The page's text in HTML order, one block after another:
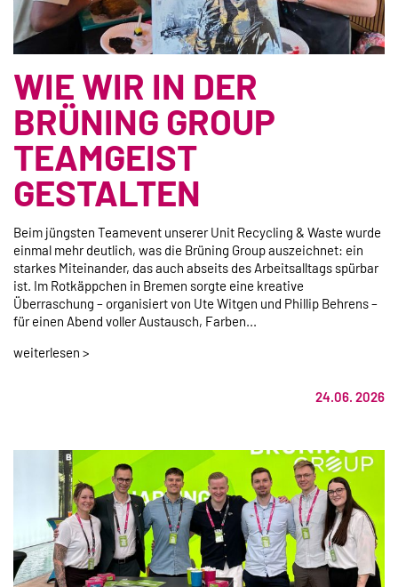
WIE WIR IN DER
BRÜNING GROUP
TEAMGEIST
GESTALTEN
Beim jüngsten Teamevent unserer Unit Recycling & Waste wurde
einmal mehr deutlich, was die Brüning Group auszeichnet: ein
starkes Miteinander, das auch abseits des Arbeitsalltags spürbar
ist. Im Rotkäppchen in Bremen sorgte eine kreative
Überraschung – organisiert von Ute Witgen und Phillip Behrens –
für einen Abend voller Austausch, Farben...
weiterlesen >
24.06. 2026